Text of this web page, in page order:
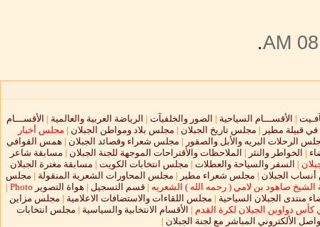
.
| الأقســـام السياحية | الصور والخلفيآت | الرياضة العربية والعالمية | الأقســـام
في قبيلة مطير | مجلس تاريخ الجبلان | مجلس بلاد ومواطن الجبلان | مجلس أخبار
الرحلات البريه والأبل والصقور | مجلس شعراء وقصائد الجبلان | همس القوافي
| الخواطر والنثر | الملاحظات والأقتراحات الموجهة للجنة الجبلان | مسابقة شاعر
| السفر والسياحة والعطلات | مجلس انتخابات الكويت | مسابقة مغترة الجبلان
الجبلان | مجلس شعراء مطير | مجلس المحاورات الشعرية المنقولة | مجلس
الشيخ صاهود بن لامي ( رحمه الله ) الشعريه | قسم التسجيل | هواة التصوير Photo
|
منتدى الجبلان السياحية | مجلس اللقاءات والاستضافات الاعلامية | مجلس مزاين
كأس دواوين الجبلان لكرة القدم | الأقسام الانتخابية والسياسية | مجلس انتخابات
الألكتروني المباشر مع لجنة الجبلان |